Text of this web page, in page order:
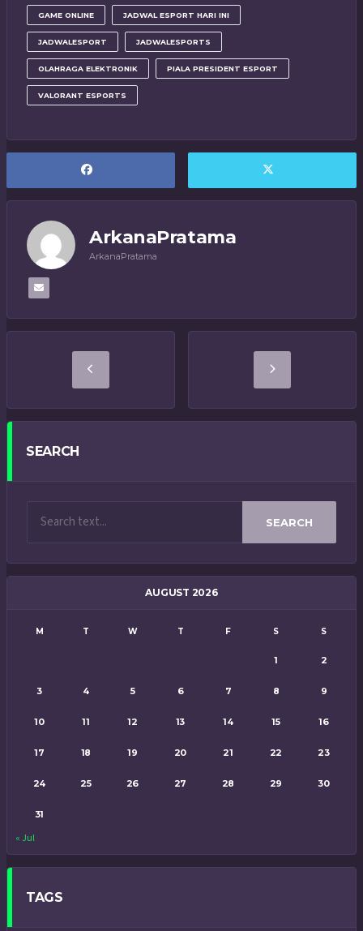
GAME ONLINE JADWAL ESPORT HARI INI
JADWALESPORT JADWALESPORTS
OLAHRAGA ELEKTRONIK PIALA PRESIDENT ESPORT
VALORANT ESPORTS
ArkanaPratama
ArkanaPratama
SEARCH
SEARCH
AUGUST 2026
M T W T F S S
1 2
3 4 5 6 7 8 9
10 11 12 13 14 15 16
17 18 19 20 21 22 23
24 25 26 27 28 29 30
31
« Jul
TAGS